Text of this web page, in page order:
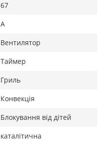
67
A
Вентилятор
Таймер
Гриль
Конвекція
Блокування від дітей
каталітична